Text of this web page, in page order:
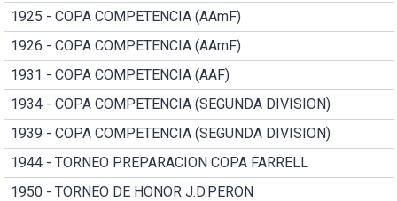
1925 - COPA COMPETENCIA (AAmF)
1926 - COPA COMPETENCIA (AAmF)
1931 - COPA COMPETENCIA (AAF)
1934 - COPA COMPETENCIA (SEGUNDA DIVISION)
1939 - COPA COMPETENCIA (SEGUNDA DIVISION)
1944 - TORNEO PREPARACION COPA FARRELL
1950 - TORNEO DE HONOR J.D.PERON